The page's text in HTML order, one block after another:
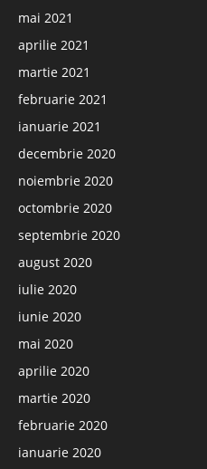
mai 2021
aprilie 2021
martie 2021
februarie 2021
ianuarie 2021
decembrie 2020
noiembrie 2020
octombrie 2020
septembrie 2020
august 2020
iulie 2020
iunie 2020
mai 2020
aprilie 2020
martie 2020
februarie 2020
ianuarie 2020